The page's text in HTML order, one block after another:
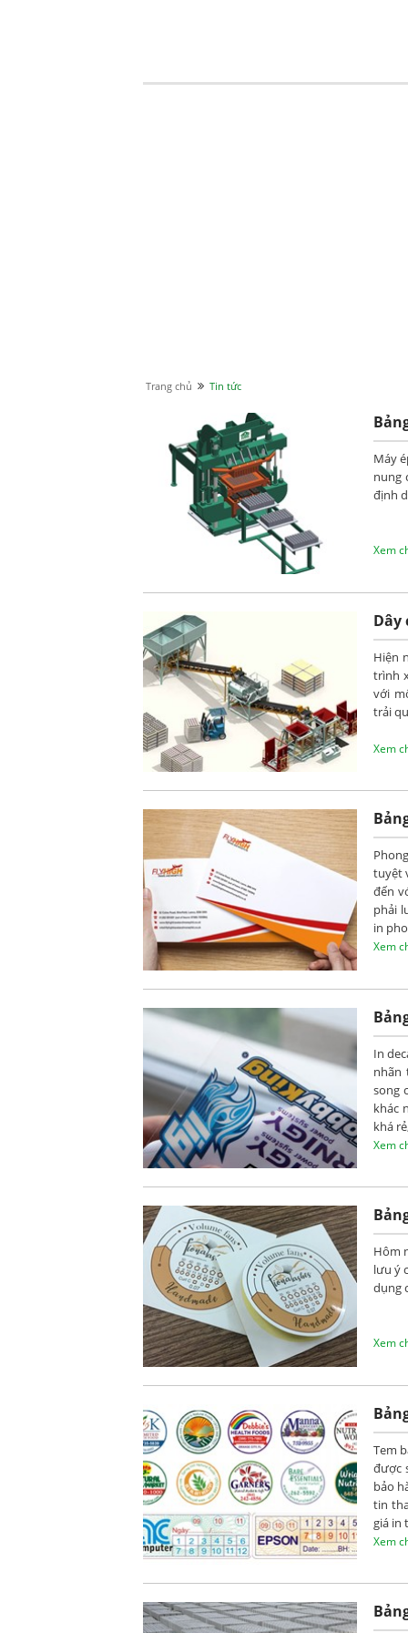
Trang chủ Tin tức
Máy
nung
định
Xem
Dây
Hiện
trình
với
trải
Xem
tuyệt
đến
phải
in
Xem
In
nhãn
song
khác
khá
phí
Xem
Hôm
lưu ý
dụng
Xem
Tem
được
bảo
tin
giá in
Xem